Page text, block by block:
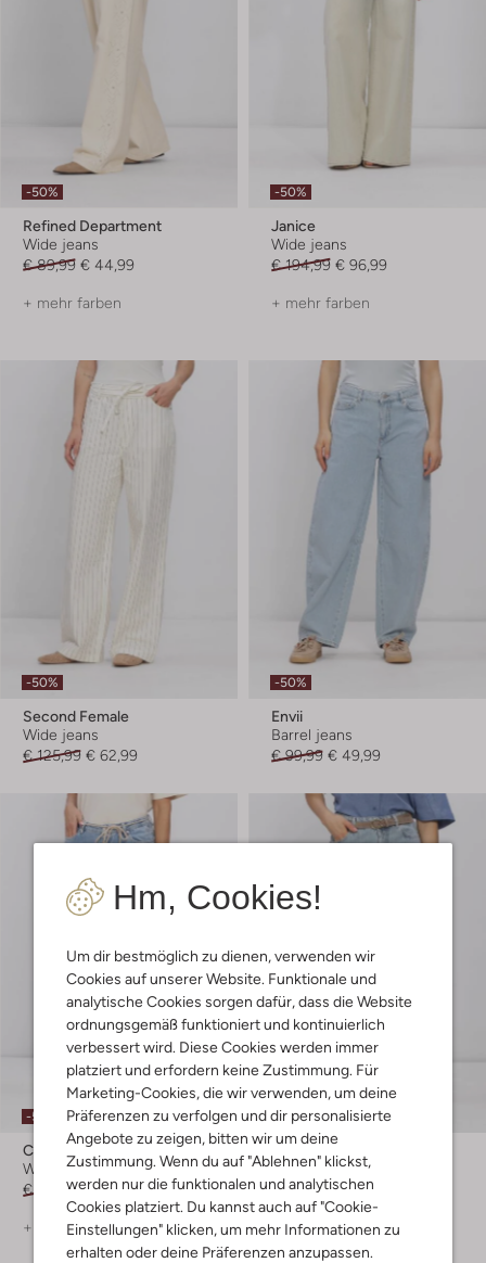
Hm, Cookies!
Um dir bestmöglich zu dienen, verwenden wir
Cookies auf unserer Website. Funktionale und
analytische Cookies sorgen dafür, dass die Website
ordnungsgemäß funktioniert und kontinuierlich
verbessert wird. Diese Cookies werden immer
platziert und erfordern keine Zustimmung. Für
Marketing-Cookies, die wir verwenden, um deine
Präferenzen zu verfolgen und dir personalisierte
Angebote zu zeigen, bitten wir um deine
Zustimmung. Wenn du auf "Ablehnen" klickst,
werden nur die funktionalen und analytischen
Cookies platziert. Du kannst auch auf "Cookie-
Einstellungen" klicken, um mehr Informationen zu
erhalten oder deine Präferenzen anzupassen.
-50%
Refined Department
Wide jeans
€ 89,99 € 44,99
+ mehr farben
-50%
Janice
Wide jeans
€ 194,99 € 96,99
+ mehr farben
-50%
Second Female
Wide jeans
€ 125,99 € 62,99
-50%
Envii
Barrel jeans
€ 99,99 € 49,99
-50%
Circle Of Trust
Wide jeans
€ 119,95 € 59,99
+ mehr farben
-50%
Est'seven
Wide jeans
€ 139,99 € 69,99
+ mehr farben